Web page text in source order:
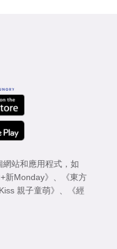
站和應用程式，如
新Monday》
《東方
親子童萌》
《經